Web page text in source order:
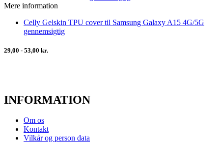
Mere information
Celly Gelskin TPU cover til Samsung Galaxy A15 4G/5G
gennemsigtig
29,00 - 53,00 kr.
INFORMATION
Om os
Kontakt
Vilkår og person data